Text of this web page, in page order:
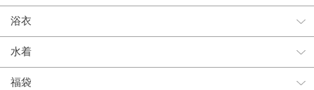
浴衣
水着
福袋